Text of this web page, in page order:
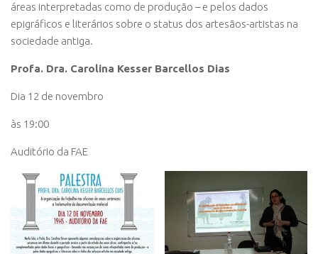
áreas interpretadas como de produção – e pelos dados
epigráficos e literários sobre o status dos artesãos-artistas na
sociedade antiga.
Profa. Dra. Carolina Kesser Barcellos Dias
Dia 12 de novembro
às 19:00
Auditório da FAE